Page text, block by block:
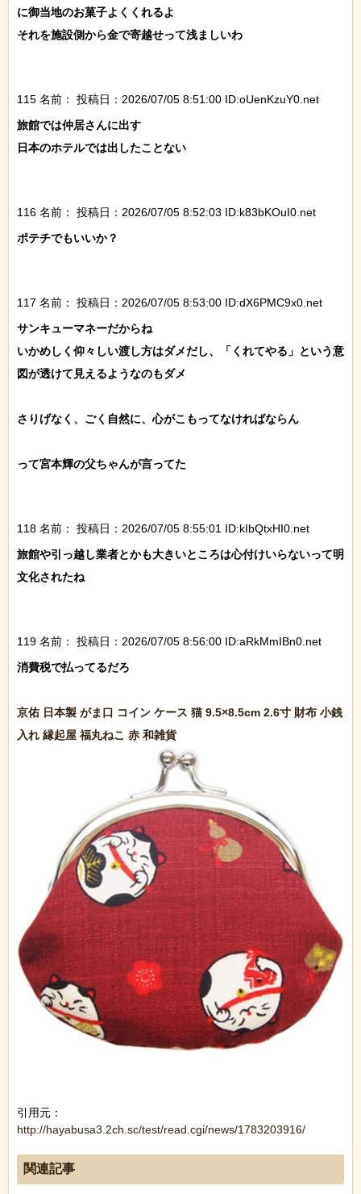
に御当地のお菓子よくくれるよ
それを施設側から金で寄越せって浅ましいわ
115 名前：
投稿日：2026/07/05 8:51:00 ID:oUenKzuY0.net
旅館では仲居さんに出す
日本のホテルでは出したことない
116 名前：
投稿日：2026/07/05 8:52:03 ID:k83bKOuI0.net
ポテチでもいいか？
117 名前：
投稿日：2026/07/05 8:53:00 ID:dX6PMC9x0.net
サンキューマネーだからね
いかめしく仰々しい渡し方はダメだし、「くれてやる」という意
図が透けて見えるようなのもダメ
さりげなく、ごく自然に、心がこもってなければならん
って宮本輝の父ちゃんが言ってた
118 名前：
投稿日：2026/07/05 8:55:01 ID:kIbQtxHI0.net
旅館や引っ越し業者とかも大きいところは心付けいらないって明
文化されたね
119 名前：
投稿日：2026/07/05 8:56:00 ID:aRkMmIBn0.net
消費税で払ってるだろ
京佑 日本製 がま口 コイン ケース 猫 9.5×8.5cm 2.6寸 財布 小銭
引用元：
http://hayabusa3.2ch.sc/test/read.cgi/news/1783203916/
関連記事